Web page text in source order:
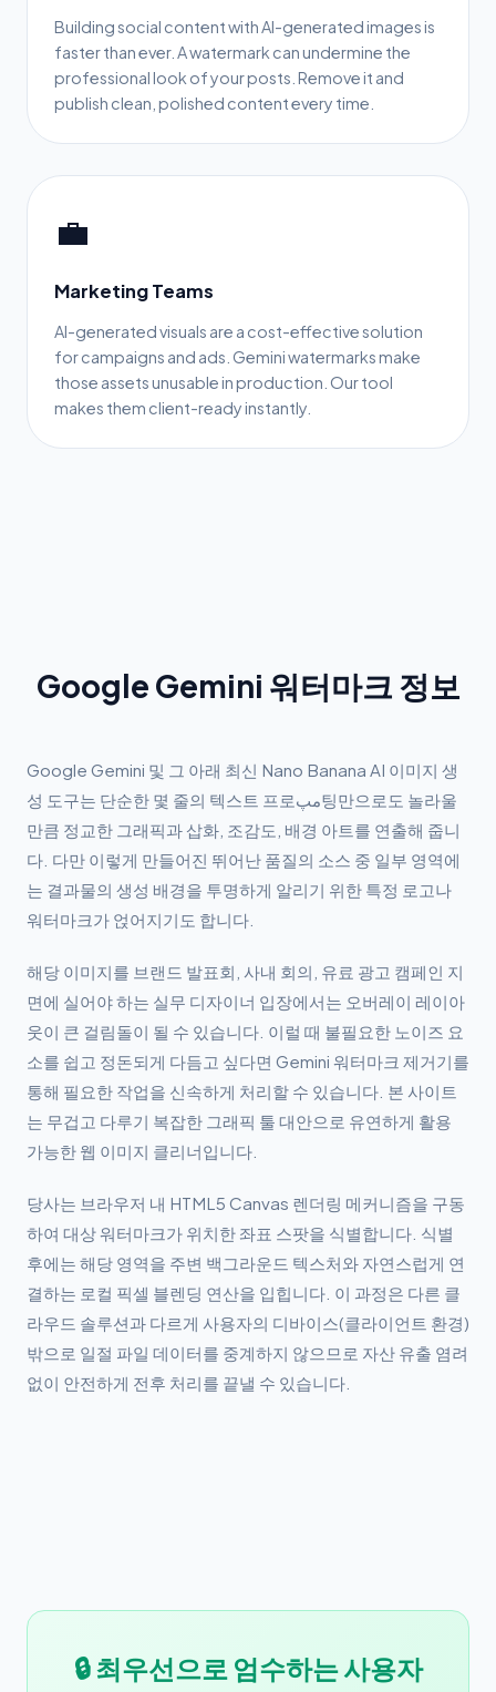
Building social content with AI-generated images is
faster than ever. A watermark can undermine the
professional look of your posts. Remove it and
publish clean, polished content every time.
💼
Marketing Teams
AI-generated visuals are a cost-effective solution
for campaigns and ads. Gemini watermarks make
those assets unusable in production. Our tool
makes them client-ready instantly.
Google Gemini 워터마크 정보
Google Gemini 및 그 아래 최신 Nano Banana AI 이미지 생
성 도구는 단순한 몇 줄의 텍스트 프로مپ팅만으로도 놀라울
만큼 정교한 그래픽과 삽화, 조감도, 배경 아트를 연출해 줍니
다. 다만 이렇게 만들어진 뛰어난 품질의 소스 중 일부 영역에
는 결과물의 생성 배경을 투명하게 알리기 위한 특정 로고나
워터마크가 얹어지기도 합니다.
해당 이미지를 브랜드 발표회, 사내 회의, 유료 광고 캠페인 지
면에 실어야 하는 실무 디자이너 입장에서는 오버레이 레이아
웃이 큰 걸림돌이 될 수 있습니다. 이럴 때 불필요한 노이즈 요
소를 쉽고 정돈되게 다듬고 싶다면 Gemini 워터마크 제거기를
통해 필요한 작업을 신속하게 처리할 수 있습니다. 본 사이트
는 무겁고 다루기 복잡한 그래픽 툴 대안으로 유연하게 활용
가능한 웹 이미지 클리너입니다.
당사는 브라우저 내 HTML5 Canvas 렌더링 메커니즘을 구동
하여 대상 워터마크가 위치한 좌표 스팟을 식별합니다. 식별
후에는 해당 영역을 주변 백그라운드 텍스처와 자연스럽게 연
결하는 로컬 픽셀 블렌딩 연산을 입힙니다. 이 과정은 다른 클
라우드 솔루션과 다르게 사용자의 디바이스(클라이언트 환경)
밖으로 일절 파일 데이터를 중계하지 않으므로 자산 유출 염려
없이 안전하게 전후 처리를 끝낼 수 있습니다.
🔒 최우선으로 엄수하는 사용자